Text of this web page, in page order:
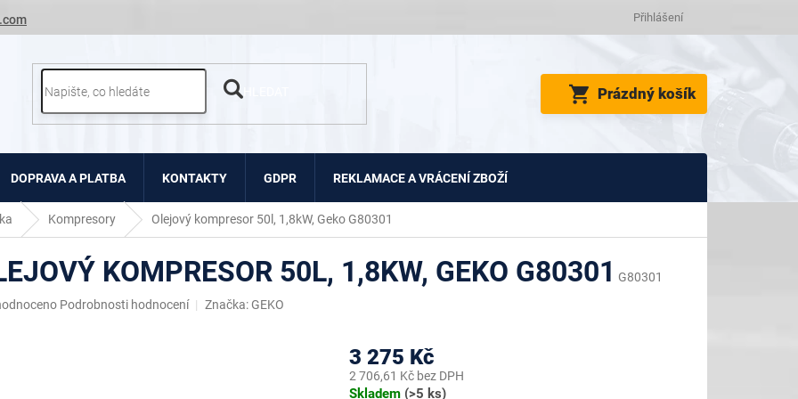
Přihlášení
NÁKUPNÍ
KOŠÍK
Prázdný košík
DOPRAVA A PLATBA KONTAKTY GDPR REKLAMACE A VRÁCENÍ ZBOŽÍ
Kompresory Olejový kompresor 50l, 1,8kW, Geko G80301
KOMPRESOR 50L, 1,8KW, GEKO G80301 G80301
Podrobnosti hodnocení Značka: GEKO
3 275 Kč
2 706,61 Kč bez DPH
Měrná
Skladem (>5 ks)